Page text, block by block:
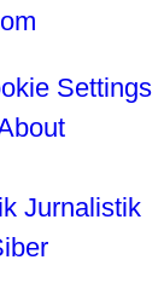
Settings
Jurnalistik